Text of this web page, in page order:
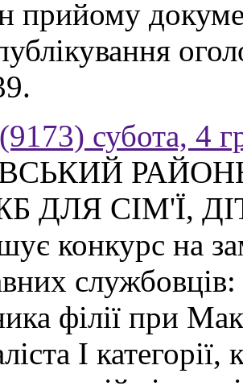
прийому
субота, 4
ДЛЯ СІМ'Ї,
конкурс на
службовців:
філії при
І